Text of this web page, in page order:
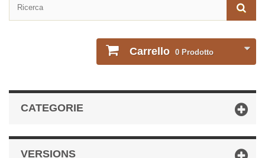
Carrello 0 Prodotto
CATEGORIE
VERSIONS